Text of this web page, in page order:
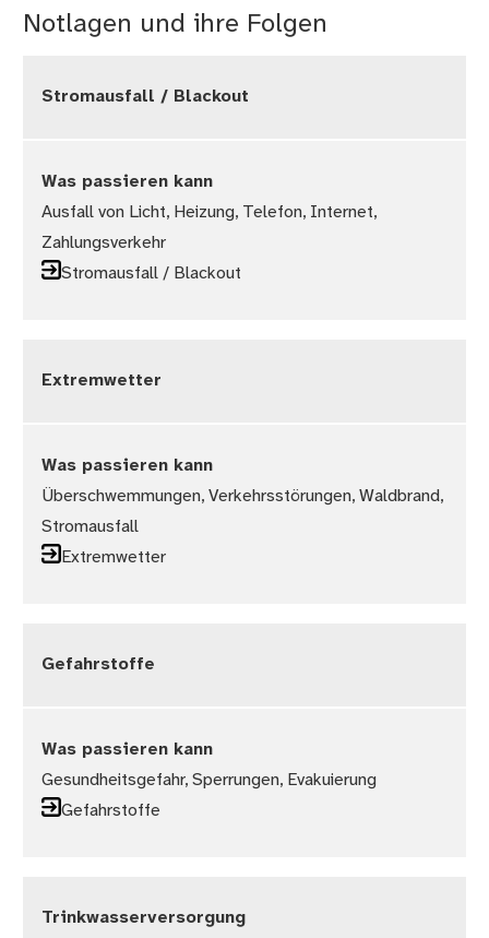
Notlagen und ihre Folgen
Stromausfall / Blackout
Was passieren kann
Ausfall von Licht, Heizung, Telefon, Internet,
Zahlungsverkehr
Stromausfall / Blackout
Extremwetter
Was passieren kann
Überschwemmungen, Verkehrsstörungen, Waldbrand,
Stromausfall
Extremwetter
Gefahrstoffe
Was passieren kann
Gesundheitsgefahr, Sperrungen, Evakuierung
Gefahrstoffe
Trinkwasserversorgung